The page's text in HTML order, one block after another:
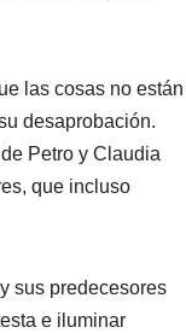
las cosas no están
desaprobación.
Petro y Claudia
que incluso
sus predecesores
e iluminar